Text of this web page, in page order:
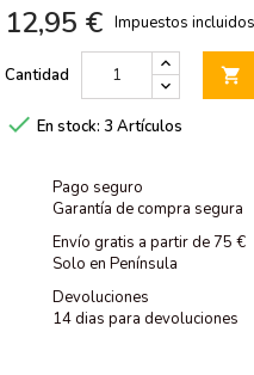
12,95 € Impuestos incluidos
Cantidad 
 En stock: 3 Artículos
Pago seguro
Garantía de compra segura
Envío gratis a partir de 75 €
Solo en Península
Devoluciones
14 dias para devoluciones